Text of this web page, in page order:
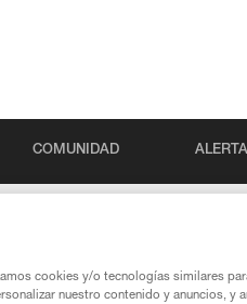
COMUNIDAD
cookies y/o tecnologías similares
nuestro contenido y anuncios, y